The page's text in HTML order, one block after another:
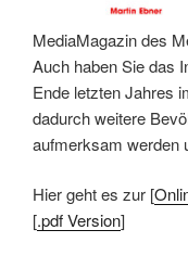
MediaMagazin des
Auch haben Sie das
Ende letzten Jahres
dadurch weitere
aufmerksam werden
Hier geht es zur [
[.pdf Version]